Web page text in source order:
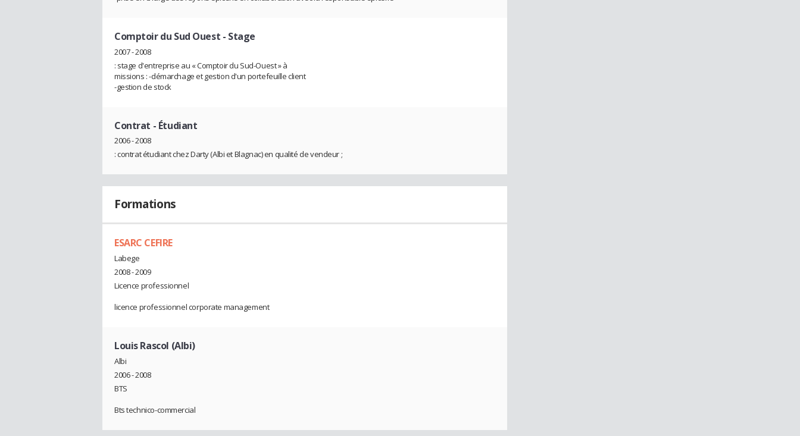
Comptoir du Sud Ouest - Stage
2007 - 2008
: stage d'entreprise au « Comptoir du Sud-Ouest » à
missions : -démarchage et gestion d'un portefeuille client
-gestion de stock
Contrat - Étudiant
2006 - 2008
: contrat étudiant chez Darty (Albi et Blagnac) en qualité de vendeur ;
Formations
ESARC CEFIRE
Labege
2008 - 2009
Licence professionnel
licence professionnel corporate management
Louis Rascol (Albi)
Albi
2006 - 2008
BTS
Bts technico-commercial